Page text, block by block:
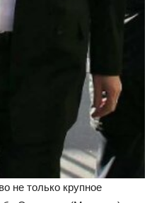
не только крупное